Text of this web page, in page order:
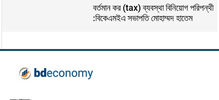
বর্তমান কর (tax) ব্যবস্থা বিনিয়োগ পরিপন্থী
:বিকেএমইএ সভাপতি মোহাম্মদ হাতেম